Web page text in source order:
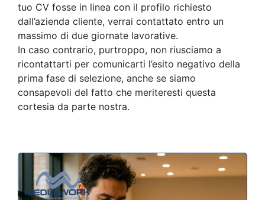
tuo CV fosse in linea con il profilo richiesto
dall’azienda cliente, verrai contattato entro un
massimo di due giornate lavorative.
In caso contrario, purtroppo, non riusciamo a
ricontattarti per comunicarti l’esito negativo della
prima fase di selezione, anche se siamo
consapevoli del fatto che meriteresti questa
cortesia da parte nostra.